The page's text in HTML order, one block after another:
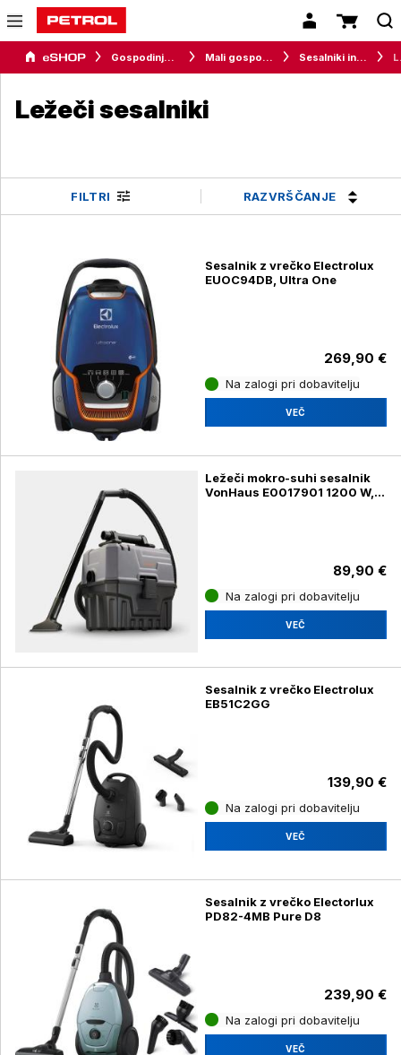
Gospodinjski aparati Mali gospodinjski aparati Sesalniki in parni čistilniki
Ležeči sesalniki
FILTRI RAZVRŠČANJE
Sesalnik z vrečko Electrolux
EUOC94DB, Ultra One
269,90 €
Na zalogi pri dobavitelju
VEČ
Ležeči mokro-suhi sesalnik
VonHaus E0017901 1200 W, s
89,90 €
Na zalogi pri dobavitelju
VEČ
Sesalnik z vrečko Electrolux
EB51C2GG
139,90 €
Na zalogi pri dobavitelju
VEČ
Sesalnik z vrečko Electorlux
PD82-4MB Pure D8
239,90 €
Na zalogi pri dobavitelju
VEČ